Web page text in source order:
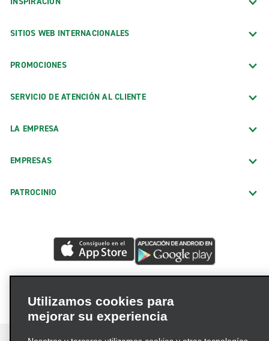
SITIOS WEB INTERNACIONALES
PROMOCIONES
SERVICIO DE ATENCIÓN AL CLIENTE
LA EMPRESA
EMPRESAS
PATROCINIO
Utilizamos cookies para
mejorar su experiencia